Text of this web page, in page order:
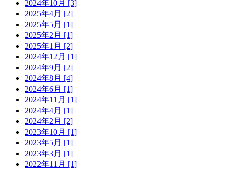
2024年10月 [3]
2025年4月 [2]
2025年5月 [1]
2025年2月 [1]
2025年1月 [2]
2024年12月 [1]
2024年9月 [2]
2024年8月 [4]
2024年6月 [1]
2024年11月 [1]
2024年4月 [1]
2024年2月 [2]
2023年10月 [1]
2023年5月 [1]
2023年3月 [1]
2022年11月 [1]